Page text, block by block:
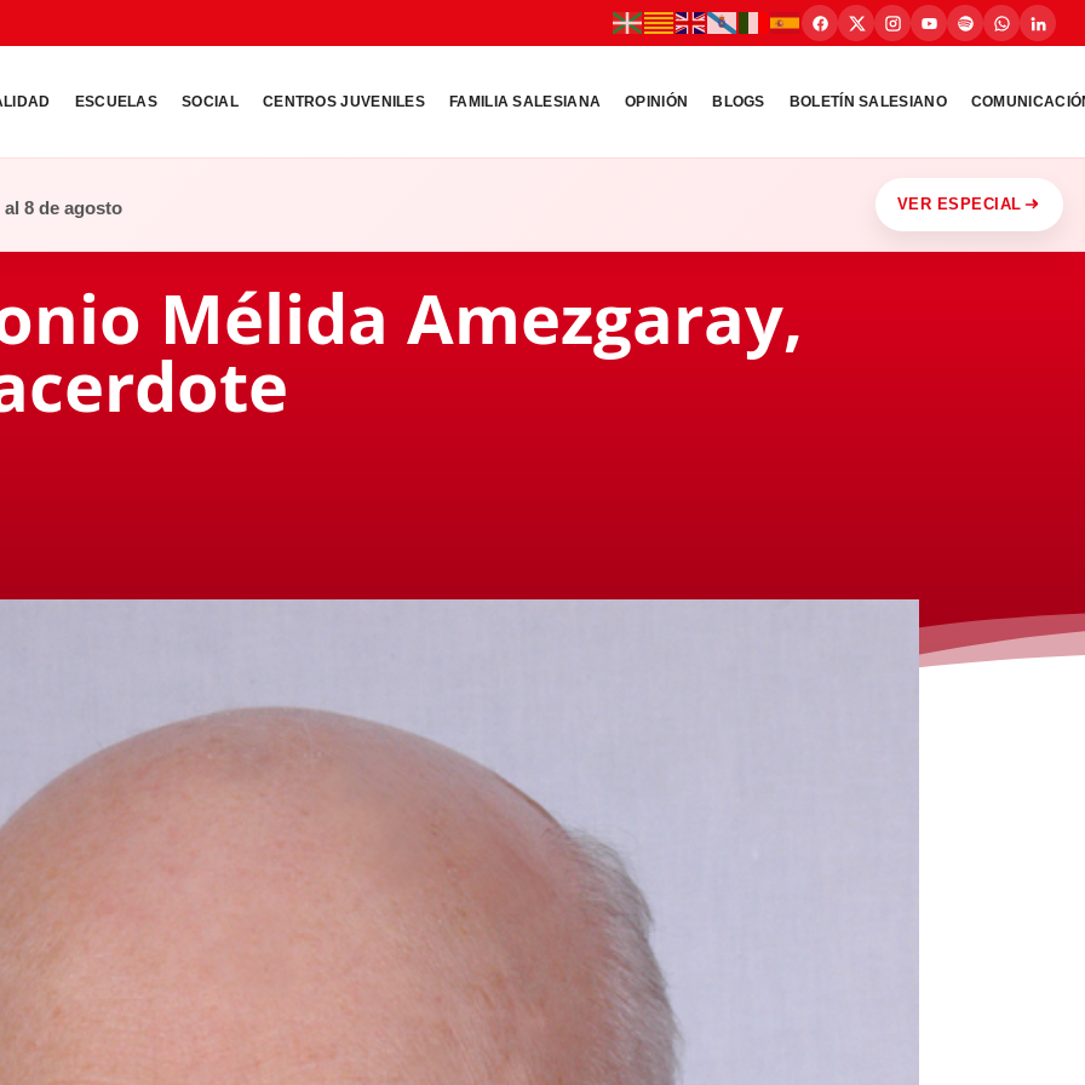
ESCUELAS SOCIAL CENTROS JUVENILES FAMILIA SALESIANA OPINIÓN BLOGS BOLETÍN SALESIANO
8 de agosto VER ESPECIAL
Mélida Amezgaray,